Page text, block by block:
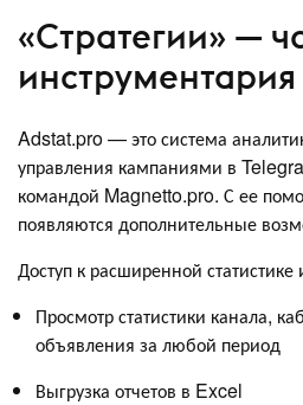
«Стратегии» —
Adstat.pro — это система
управления кампаниями в
командой Magnetto.pro. С ее
появляются дополнительные
Доступ к расширенной статистике
Просмотр статистики канала,
объявления за любой период
Выгрузка отчетов в Excel